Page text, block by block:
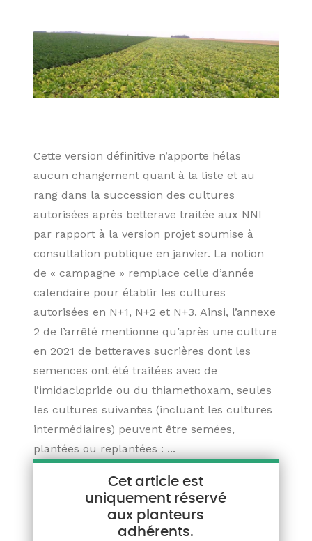
Cette version définitive n’apporte hélas
aucun changement quant à la liste et au
rang dans la succession des cultures
autorisées après betterave traitée aux NNI
par rapport à la version projet soumise à
consultation publique en janvier. La notion
de « campagne » remplace celle d’année
calendaire pour établir les cultures
autorisées en N+1, N+2 et N+3. Ainsi, l’annexe
2 de l’arrêté mentionne qu’après une culture
en 2021 de betteraves sucrières dont les
semences ont été traitées avec de
l’imidaclopride ou du thiamethoxam, seules
les cultures suivantes (incluant les cultures
intermédiaires) peuvent être semées,
plantées ou replantées : ...
Cet article est
uniquement réservé
aux planteurs
adhérents.